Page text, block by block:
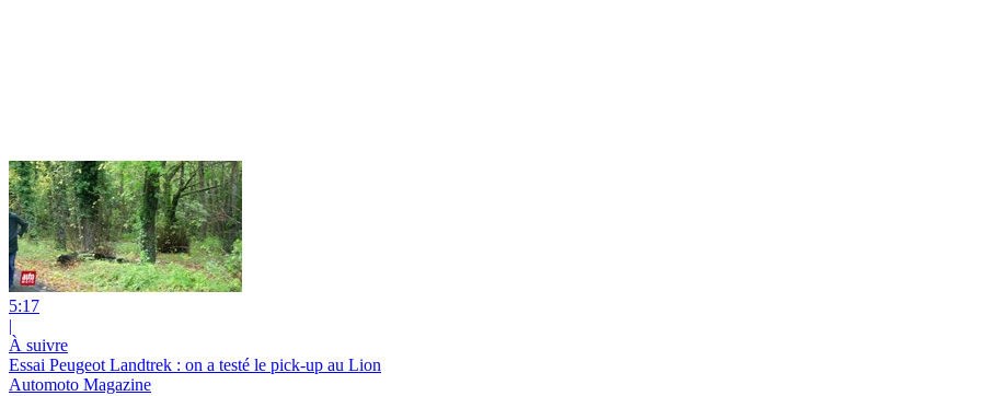
5:17
|
À suivre
Essai Peugeot Landtrek : on a testé le pick-up au Lion
Automoto Magazine